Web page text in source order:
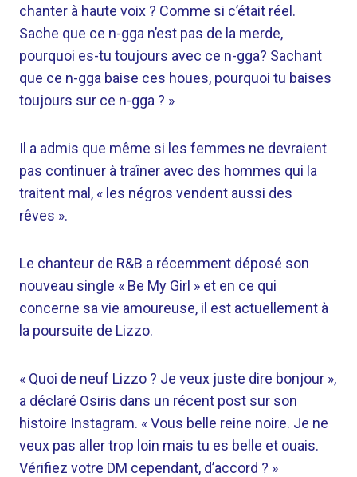
chanter à haute voix ? Comme si c’était réel.
Sache que ce n-gga n’est pas de la merde,
pourquoi es-tu toujours avec ce n-gga? Sachant
que ce n-gga baise ces houes, pourquoi tu baises
toujours sur ce n-gga ? »
Il a admis que même si les femmes ne devraient
pas continuer à traîner avec des hommes qui la
traitent mal, « les négros vendent aussi des
rêves ».
Le chanteur de R&B a récemment déposé son
nouveau single « Be My Girl » et en ce qui
concerne sa vie amoureuse, il est actuellement à
la poursuite de Lizzo.
« Quoi de neuf Lizzo ? Je veux juste dire bonjour »,
a déclaré Osiris dans un récent post sur son
histoire Instagram. « Vous belle reine noire. Je ne
veux pas aller trop loin mais tu es belle et ouais.
Vérifiez votre DM cependant, d’accord ? »